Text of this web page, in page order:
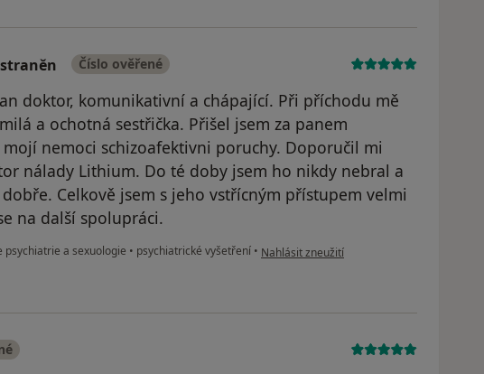
Číslo ověřené
doktor, komunikativní a chápající. Při příchodu mě
a ochotná sestřička. Přišel jsem za panem
nemoci schizoafektivni poruchy. Doporučil mi
nálady Lithium. Do té doby jsem ho nikdy nebral a
Celkově jsem s jeho vstřícným přístupem velmi
na další spolupráci.
psychiatrie a sexuologie • psychiatrické vyšetření • podle názoru uživatele Váš účet byl odstraněn
Nahlásit zneužití